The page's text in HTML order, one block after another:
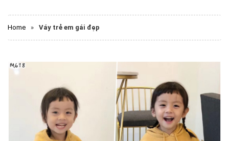
Home » Váy trẻ em gái đẹp